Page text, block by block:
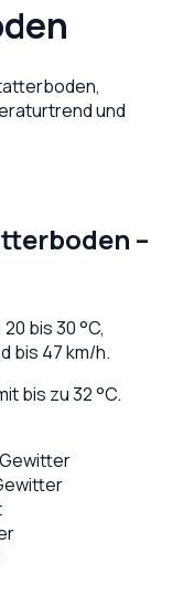
,
und
–
20 bis30°C,
bis 47km/h.
bis zu 32 °C.